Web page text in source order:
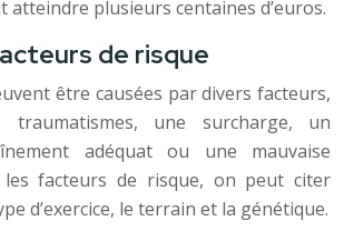
atteindre plusieurs centaines d’euros.
de risque
être causées par divers facteurs,
traumatismes, une surcharge, un
adéquat ou une mauvaise
facteurs de risque, on peut citer
d’exercice, le terrain et la génétique.